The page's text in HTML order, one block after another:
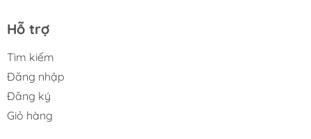
Chổi chính DuoDivide và FlexiArm Arc tăng hiệu
quả gom tóc, bụi và làm sạch sát mép tường.
Lực hút HyperForce 18.500Pa mạnh mẽ loại bỏ bụi
mịn đến rác lớn.
Giẻ lau xoay 200 vòng/phút với áp lực 8N đánh
Hỗ trợ
Tìm kiếm
Đăng nhập
Đăng ký
Giỏ hàng